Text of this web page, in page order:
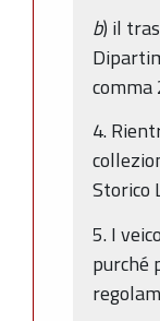
b) il
comma
4.
Storico
5. I
purché